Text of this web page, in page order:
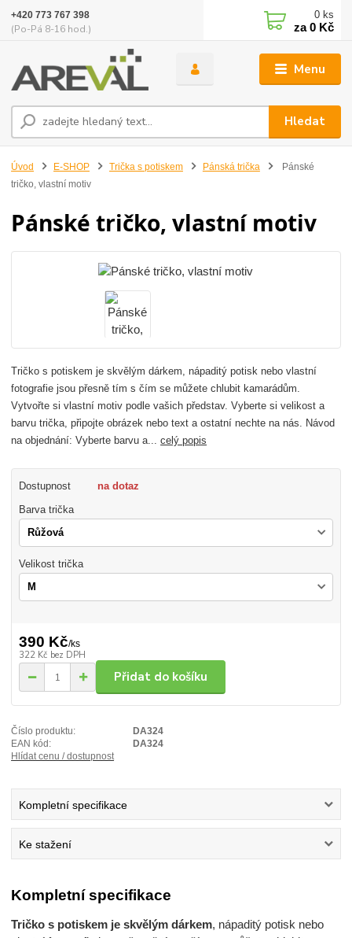
Menu
Hledat
+420 773 767 398
(Po-Pá 8-16 hod.)
0 ks
za0 Kč
Úvod E-SHOP Trička s potiskem Pánská trička
Pánské
tričko, vlastní motiv
Pánské tričko, vlastní motiv
Tričko s potiskem je skvělým dárkem, nápaditý potisk nebo vlastní
fotografie jsou přesně tím s čím se můžete chlubit kamarádům.
Vytvořte si vlastní motiv podle vašich představ. Vyberte si velikost a
barvu trička, připojte obrázek nebo text a ostatní nechte na nás. Návod
na objednání: Vyberte barvu a...celý popis
Dostupnost na dotaz
Barva trička
Velikost trička
390 Kč/ks
322 Kč bez DPH
Přidat do košíku
Číslo produktu:
DA324
EAN kód:
DA324
Hlídat cenu / dostupnost
Kompletní specifikace
Ke stažení
Kompletní specifikace
Tričko s potiskem je skvělým dárkem, nápaditý potisk nebo